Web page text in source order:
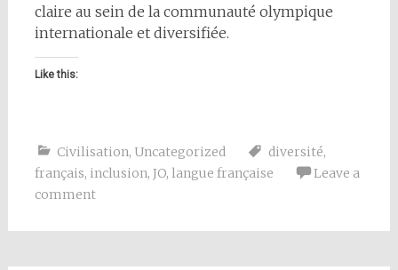
claire au sein de la communauté olympique
internationale et diversifiée.
Like this:
Civilisation, Uncategorized diversité,
français, inclusion, JO, langue française
Leave a
comment